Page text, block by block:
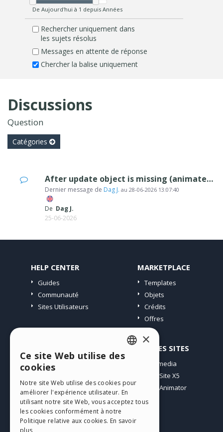
De Aujourd'hui à 1 depuis Années
Rechercher uniquement dans
les sujets résolus
Messages en attente de réponse
Chercher la balise uniquement
Discussions
Question
Catégories
After update object is missing (animated box) and cannot be reinstalled.
Dernier message de Dag J. au 28-06-2026 13:07:40
De Dag J.
25-06-2026
HELP CENTER
Guides
Communauté
Sites Utilisateurs
MARKETPLACE
Templates
Objets
Crédits
Offres
Mes Messages
Télécharger
Espace Web
Mes Crédits
AUTRES SITES
Incomedia
WebSite X5
WebAnimator
ENGLISH
GERMAN
SPANISH
×
Ce site Web utilise des
cookies
Notre site Web utilise des cookies pour
améliorer l'expérience utilisateur. En
utilisant notre site Web, vous acceptez tous
les cookies conformément à notre
Politique relative aux cookies. En savoir
plus